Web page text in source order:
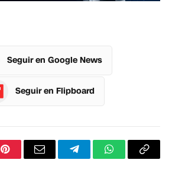
Seguir en Google News
Seguir en Flipboard
PinterestCorreoTelegramWhatsApp